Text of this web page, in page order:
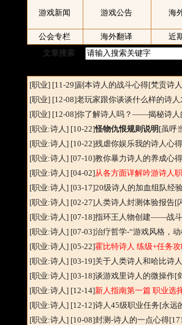
游戏新闻 游戏公告 海
公会专栏 海外翻译 近
文章搜索
[职业] [11-29]副本诗人的战斗心得[梵贡诗
[职业] [12-08]老玩家跟你谈谈什么样的诗
[职业] [12-08]你了解诗人吗？——揭秘诗人
[职业:诗人] [10-22]怪物仇恨规则说明 [虽呼
[职业:诗人] [10-22]残虐你娱乐我的诗人心得
[职业:诗人] [07-10]教你暴力诗人的养成心得
[职业:诗人] [04-02]从各方面详解吟游诗人
[职业:诗人] [03-17]20级诗人的加血组队经
[职业:诗人] [02-27]人类诗人封测体验报告[
[职业:诗人] [07-18]指环王人物创建——战
[职业:诗人] [07-03]治疗哲学-“游戏风格，
[职业:诗人] [05-22]霍比特诗人 练级+任务
[职业:诗人] [03-19]关于人类诗人和哈比诗
[职业:诗人] [03-18]谈游戏里诗人的微操作[
[职业:诗人] [12-14]新人指南第一篇 职业选
[职业:诗人] [12-12]诗人45级职业任务[永远
[职业:诗人] [10-08]封测-诗人的一点心得